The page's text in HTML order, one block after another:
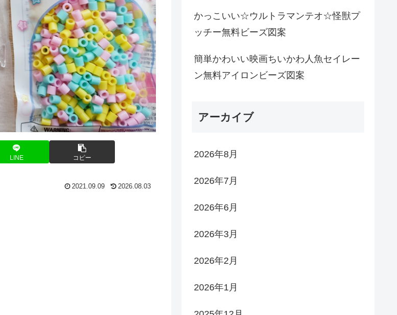
LINE コピー
2021.09.09 2026.08.03
かっこいい☆ウルトラマンテオ☆怪獣プ
ッチー無料ビーズ図案
簡単かわいい映画ちいかわ人魚セイレー
ン無料アイロンビーズ図案
アーカイブ
2026年8月
2026年7月
2026年6月
2026年3月
2026年2月
2026年1月